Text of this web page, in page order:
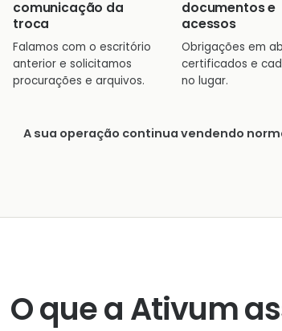
comunicação da
troca
Falamos com o escritório
anterior e solicitamos
procurações e arquivos.
documentos e
acessos
Obrigações em
certificados e
no lugar.
A sua operação continua vendendo
O que a Ativum